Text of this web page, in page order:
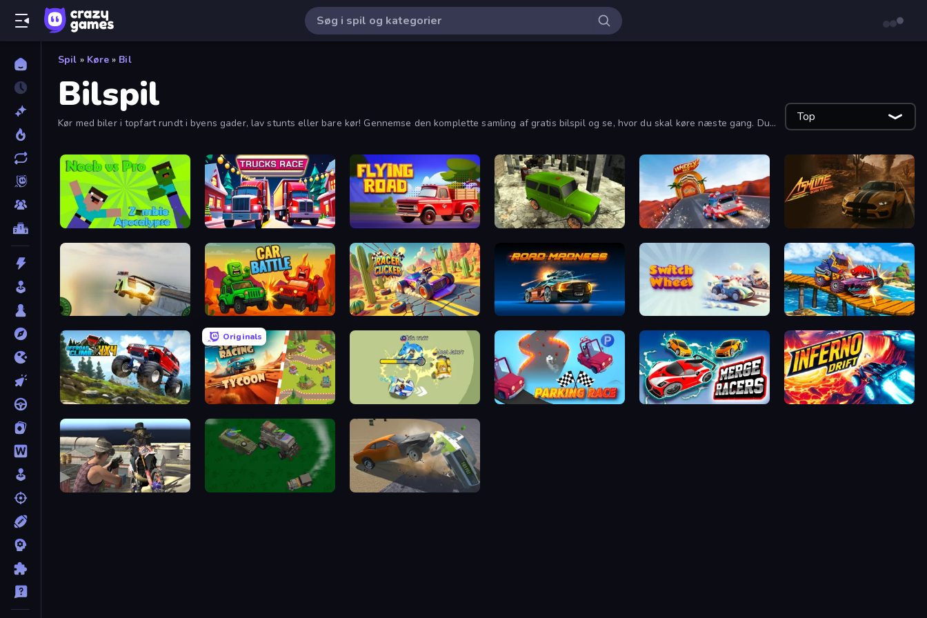
Spil » Køre » Bil
Bilspil
Kør med biler i topfart rundt i byens gader, lav stunts eller bare kør! Gennemse den komplette samling af gratis bilspil og se, hvor du skal køre næste gang. Du
Top
Noob vs Pro: Zombie Apocalypse Trucks Race Flying Road Russian UAZ 4x4 Driving Simulator WheelX Race Ashline Racing: Born To Burn
Grand Stunt Auto 2 Car Battle Racer Clicker Road Madness Switch Wheel: Race Master Car Eats Car: Sea Adventure
Offroad Climb 4x4
Originals
Car Speed Racing Tycoon Parking Race: Drift Master Merge Racers Inferno Drift
SCAR Police Car Town Chase Xtreme Demolition Arena Derby